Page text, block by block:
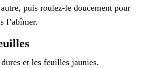
puis roulez-le doucement pour
l’abîmer.
et les feuilles jaunies.